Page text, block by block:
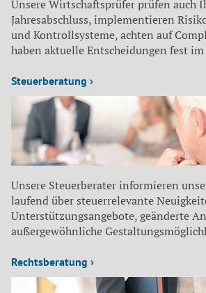
Unsere Wirtschaftsprüfer prüfen auch
Jahresabschluss, implementieren
und Kontrollsysteme, achten auf
haben aktuelle Entscheidungen fest
Steuerberatung ›
Unsere Steuerberater informieren
laufend über steuerrelevante
Unterstützungsangebote, geänderte
außergewöhnliche
Rechtsberatung ›